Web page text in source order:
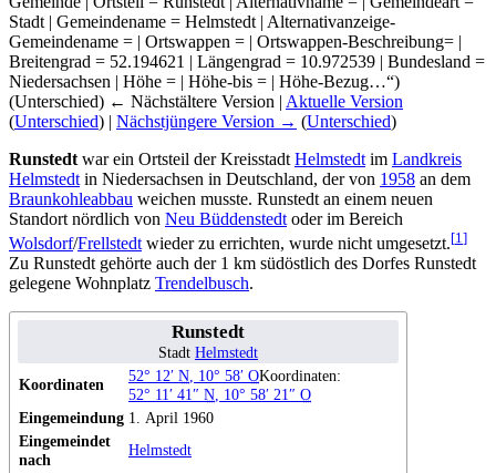
Stadt | Gemeindename = Helmstedt | Alternativanzeige-
Gemeindename = | Ortswappen = | Ortswappen-Beschreibung= |
Breitengrad = 52.194621 | Längengrad = 10.972539 | Bundesland =
Niedersachsen | Höhe = | Höhe-bis = | Höhe-Bezug…“)
(Unterschied) ← Nächstältere Version | Aktuelle Version
(Unterschied) | Nächstjüngere Version → (Unterschied)
Runstedt war ein Ortsteil der Kreisstadt Helmstedt im Landkreis
Helmstedt in Niedersachsen in Deutschland, der von 1958 an dem
Braunkohleabbau weichen musste. Runstedt an einem neuen
Standort nördlich von Neu Büddenstedt oder im Bereich
Wolsdorf/Frellstedt wieder zu errichten, wurde nicht umgesetzt.[1 ]
Zu Runstedt gehörte auch der 1 km südöstlich des Dorfes Runstedt
gelegene Wohnplatz Trendelbusch.
Runstedt
Stadt Helmstedt
Koordinaten
52° 12′ N, 10° 58′ OKoordinaten:
52° 11′ 41″ N, 10° 58′ 21″ O
Eingemeindung 1. April 1960
Eingemeindet
nach
Helmstedt